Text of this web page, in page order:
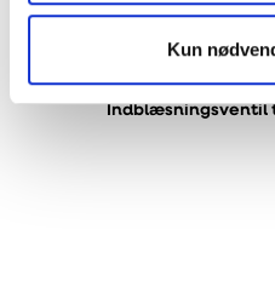
Kun
Indblæsningsventil